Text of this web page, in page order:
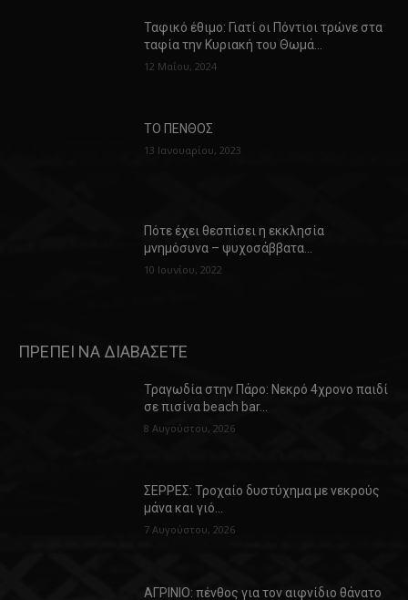
Ταφικό έθιμο: Γιατί οι Πόντιοι τρώνε στα
ταφία την Κυριακή του Θωμά…
12 Μαΐου, 2024
ΤΟ ΠΕΝΘΟΣ
13 Ιανουαρίου, 2023
Πότε έχει θεσπίσει η εκκλησία
μνημόσυνα – ψυχοσάββατα…
10 Ιουνίου, 2022
ΠΡΕΠΕΙ ΝΑ ΔΙΑΒΑΣΕΤΕ
Τραγωδία στην Πάρο: Νεκρό 4χρονο παιδί
σε πισίνα beach bar…
8 Αυγούστου, 2026
ΣΕΡΡΕΣ: Τροχαίο δυστύχημα με νεκρούς
μάνα και γιό…
7 Αυγούστου, 2026
ΑΓΡΙΝΙΟ: πένθος για τον αιφνίδιο θάνατο